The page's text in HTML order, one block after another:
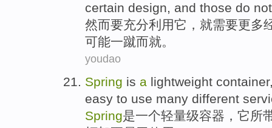
certain design, and those do not
然而要充分利用它 ，就需要更多
可能一蹴而就。
youdao
Spring is a lightweight container
easy to use many different
Spring是一个轻量级容器 ，它所